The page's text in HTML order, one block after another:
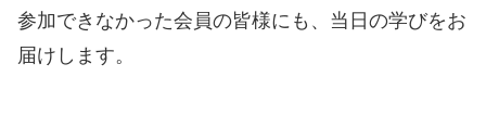
参加できなかった会員の皆様にも、当日の学びをお
届けします。